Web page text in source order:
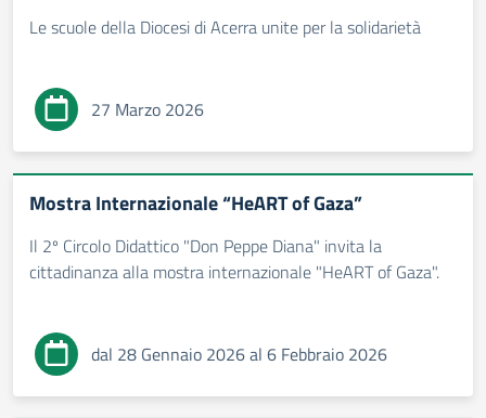
Le scuole della Diocesi di Acerra unite per la solidarietà
27 Marzo 2026
Mostra Internazionale “HeART of Gaza”
Il 2º Circolo Didattico "Don Peppe Diana" invita la
cittadinanza alla mostra internazionale "HeART of Gaza".
dal 28 Gennaio 2026 al 6 Febbraio 2026